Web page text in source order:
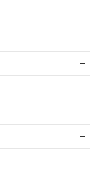
登録
お客様との取
は、
ンロードするこ
非含有証明書
社基準）
非含有を証明す
酸エステル類４
までの期間は出
ました。
在庫切替を完了